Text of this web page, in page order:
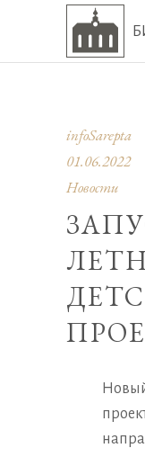
infoSarepta
01.06.2022
Новости